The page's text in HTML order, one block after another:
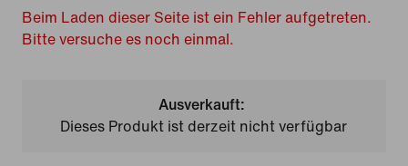
Beim Laden dieser Seite ist ein Fehler aufgetreten.
Bitte versuche es noch einmal.
Ausverkauft:
Dieses Produkt ist derzeit nicht verfügbar